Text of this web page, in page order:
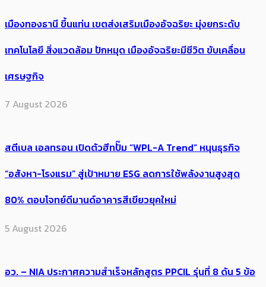
เมืองทองธานี ขึ้นแท่น เขตส่งเสริมเมืองอัจฉริยะ มุ่งยกระดับ
เทคโนโลยี สิ่งแวดล้อม ปักหมุด เมืองอัจฉริยะมีชีวิต ขับเคลื่อน
เศรษฐกิจ
7 August 2026
สตีเบล เอลทรอน เปิดตัวฮีทปั๊ม “WPL-A Trend” หนุนธุรกิจ
“อสังหา-โรงแรม” สู่เป้าหมาย ESG ลดการใช้พลังงานสูงสุด
80% ตอบโจทย์ดีมานด์อาคารสีเขียวยุคใหม่
5 August 2026
อว. – NIA ประกาศความสำเร็จหลักสูตร PPCIL รุ่นที่ 8 ดัน 5 ข้อ